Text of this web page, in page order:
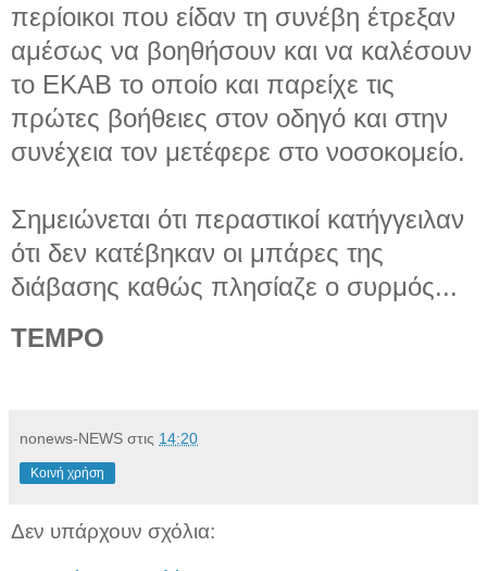
περίοικοι που είδαν τη συνέβη έτρεξαν
αμέσως να βοηθήσουν και να καλέσουν
το ΕΚΑΒ το οποίο και παρείχε τις
πρώτες βοήθειες στον οδηγό και στην
συνέχεια τον μετέφερε στο νοσοκομείο.
Σημειώνεται ότι περαστικοί κατήγγειλαν
ότι δεν κατέβηκαν οι μπάρες της
διάβασης καθώς πλησίαζε ο συρμός...
TEΜPO
nonews-NEWS στις 14:20
Κοινή χρήση
Δεν υπάρχουν σχόλια: